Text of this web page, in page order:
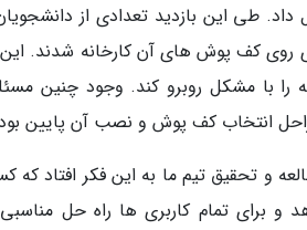
داد. طی این بازدید تعدادی از
روی کف پوش های آن کارخانه شدند.
را با مشکل روبرو کند. وجود چنین
انتخاب کف پوش و نصب آن پایین
و تحقیق تیم ما به این فکر افتاد